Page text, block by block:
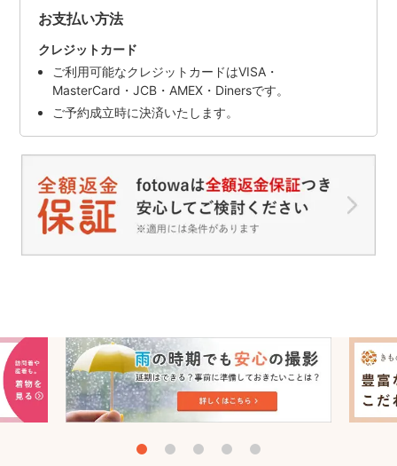
お支払い方法
クレジットカード
ご利用可能なクレジットカードはVISA・
MasterCard・JCB・AMEX・Dinersです。
ご予約成立時に決済いたします。